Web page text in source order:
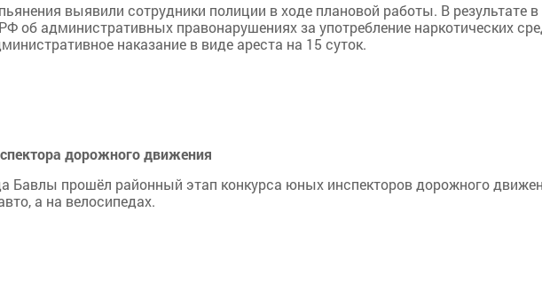
выявили сотрудники полиции в ходе плановой работы. В результате
об административных правонарушениях за употребление наркотических
наказание в виде ареста на 15 суток.
дорожного движения
прошёл районный этап конкурса юных инспекторов дорожного
а на велосипедах.